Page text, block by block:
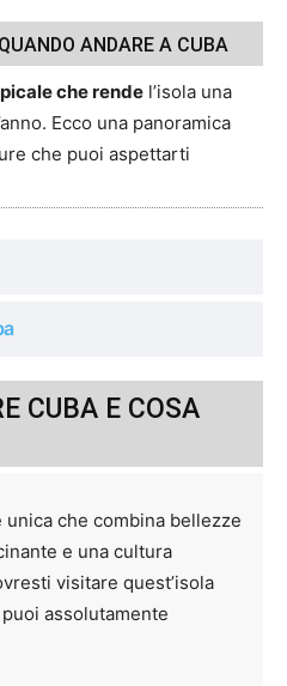
ANDARE A CUBA
che rende l’isola una
Ecco una panoramica
che puoi aspettarti
CUBA E COSA
che combina bellezze
e una cultura
visitare quest’isola
assolutamente